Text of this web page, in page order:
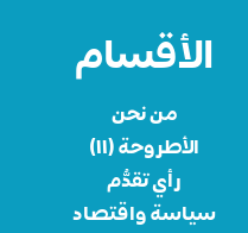
الأقسام
من نحن
الأطروحة (١١)
رأي تقدُّم
سياسة واقتصاد